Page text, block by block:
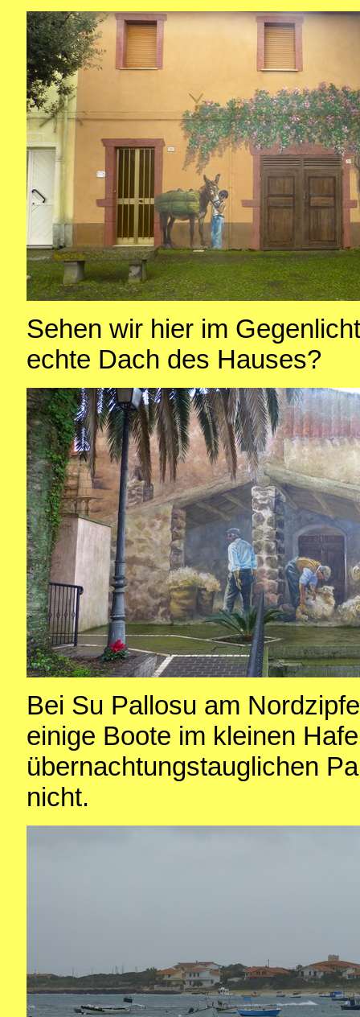
Sehen wir hier im
echte Dach des Hauses?
Bei Su Pallosu am
einige Boote im kleinen
übernachtungstauglichen
nicht.